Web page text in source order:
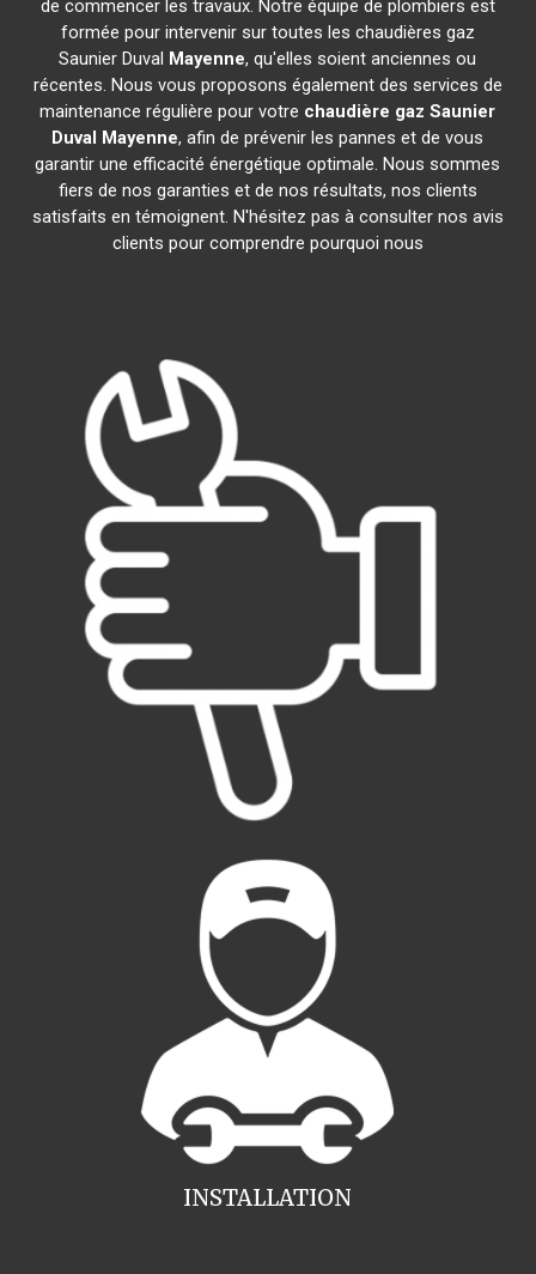
de commencer les travaux. Notre équipe de plombiers est
formée pour intervenir sur toutes les chaudières gaz
Saunier Duval Mayenne, qu'elles soient anciennes ou
récentes. Nous vous proposons également des services de
maintenance régulière pour votre chaudière gaz Saunier
Duval Mayenne, afin de prévenir les pannes et de vous
garantir une efficacité énergétique optimale. Nous sommes
fiers de nos garanties et de nos résultats, nos clients
satisfaits en témoignent. N'hésitez pas à consulter nos avis
clients pour comprendre pourquoi nous
INSTALLATION